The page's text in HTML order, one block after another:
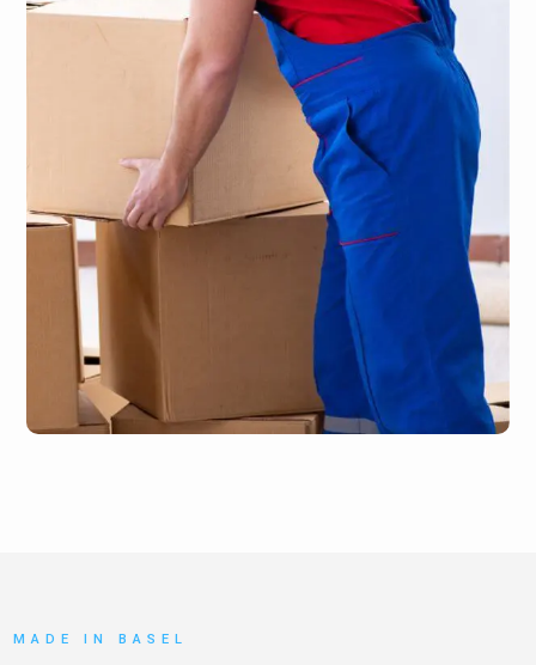
MADE IN BASEL